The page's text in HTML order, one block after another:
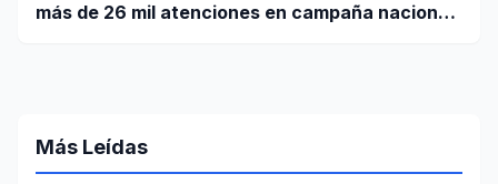
más de 26 mil atenciones en campaña nacional
Más Leídas